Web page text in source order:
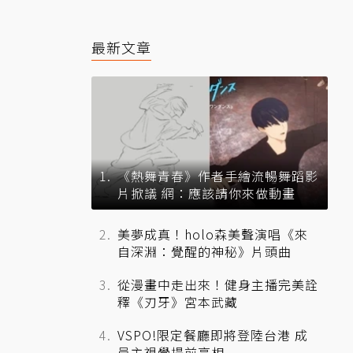
最新文章
《熱舞青春》作者手繪流暢舞蹈影
片掀議 網：應該請你來做動畫
美夢成真！holo森美聲演唱《來
自深淵：覺醒的神秘》片頭曲
從漫畫中走出來！健身主播完美詮
釋《刃牙》宮本武藏
VSPO!限定餐廳即將登陸台港 成